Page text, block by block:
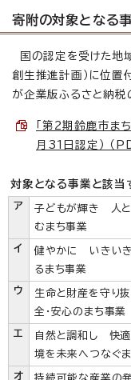
寄附の対象となる
国の認定を受けた地
創生推進計画）に位置
が企業版ふるさと納税
「第2期鈴鹿市ま
月31日認定） （
対象となる事業と該当
ア
子どもが輝き 人
むまち事業
イ
健やかに いきい
るまち事業
ウ
生命と財産を守り
全・安心のまち事業
エ
自然と調和し 快
境を未来へつなぐ
オ 持続可能な産業の